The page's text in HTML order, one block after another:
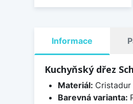
Informace
Kuchyňský dřez
Materiál: Cristadur
Barevná varianta: